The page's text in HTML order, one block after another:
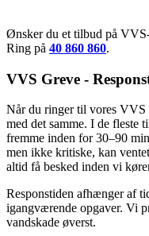
Ønsker du et tilbud på
Ring på 40 860 860.
VVS Greve -
Når du ringer til vores VVS
med det samme. I de fleste
fremme inden for 30–90
men ikke kritiske, kan
altid få besked inden vi
Responstiden afhænger af
igangværende opgaver. Vi
vandskade øverst.